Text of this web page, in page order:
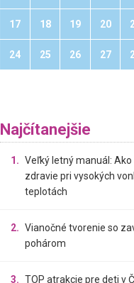
17 18 19 20
24 25 26 27
Najčítanejšie
1. Veľký letný manuál:
zdravie pri vysokých
teplotách
2. Vianočné tvorenie so
pohárom
3. TOP atrakcie pre deti v